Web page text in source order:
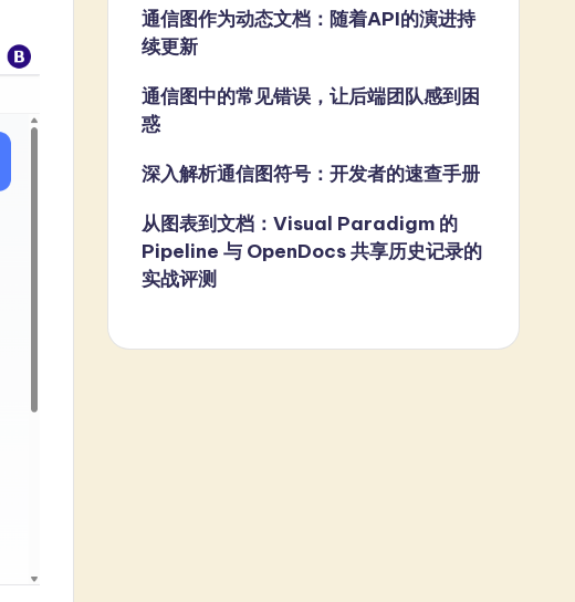
通信图作为动态文档：随着API的演进持
续更新
通信图中的常见错误，让后端团队感到困
惑
深入解析通信图符号：开发者的速查手册
从图表到文档：Visual Paradigm 的
Pipeline 与 OpenDocs 共享历史记录的
实战评测